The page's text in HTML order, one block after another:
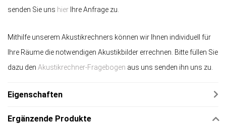
senden Sie uns hier Ihre Anfrage zu.
Mithilfe unserem Akustikrechners können wir Ihnen individuell für
Ihre Räume die notwendigen Akustikbilder errechnen. Bitte füllen Sie
dazu den Akustikrechner-Fragebogen aus uns senden ihn uns zu.
Eigenschaften
Ergänzende Produkte